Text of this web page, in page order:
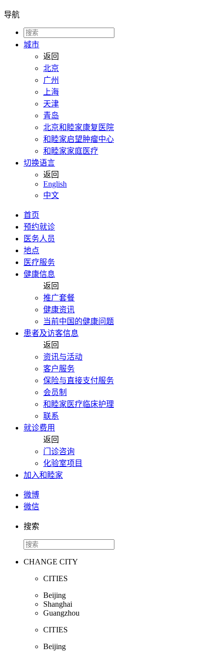
导航
城市
返回
北京
广州
上海
天津
青岛
北京和睦家康复医院
和睦家启望肿瘤中心
和睦家家庭医疗
切换语言
返回
English
中文
首页
预约就诊
医务人员
地点
医疗服务
健康信息
返回
推广套餐
健康资讯
当前中国的健康问题
患者及访客信息
返回
资讯与活动
客户服务
保险与直接支付服务
会员制
和睦家医疗临床护理
联系
就诊费用
返回
门诊咨询
化验室项目
加入和睦家
微博
微信
搜索
CHANGE CITY
CITIES
Beijing
Shanghai
Guangzhou
CITIES
Beijing